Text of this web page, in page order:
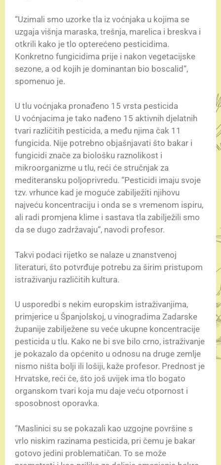
“Uzimali smo uzorke tla iz voćnjaka u kojima se
uzgaja višnja maraska, trešnja, marelica i breskva i
otkrili kako je tlo opterećeno pesticidima.
Konkretno fungicidima prije i nakon vegetacijske
sezone, a od kojih je dominantan bio boscalid“,
spomenuo je.
U tlu voćnjaka pronađeno 15 vrsta pesticida
U voćnjacima je tako nađeno 15 aktivnih djelatnih
tvari različitih pesticida, a među njima čak 11
fungicida. Nije potrebno objašnjavati što bakar i
fungicidi znače za biološku raznolikost i
mikroorganizme u tlu, reći će stručnjak za
mediteransku poljoprivredu. “Pesticidi imaju svoje
tzv. vrhunce kad je moguće zabilježiti njihovu
najveću koncentraciju i onda se s vremenom ispiru,
ali radi promjena klime i sastava tla zabilježili smo
da se dugo zadržavaju“, navodi profesor.
Takvi podaci rijetko se nalaze u znanstvenoj
literaturi, što potvrđuje potrebu za širim pristupom
istraživanju različitih kultura.
U usporedbi s nekim europskim istraživanjima,
primjerice u Španjolskoj, u vinogradima Zadarske
županije zabilježene su veće ukupne koncentracije
pesticida u tlu. Kako ne bi sve bilo crno, istraživanje
je pokazalo da općenito u odnosu na druge zemlje
nismo ništa bolji ili lošiji, kaže profesor. Prednost je
Hrvatske, reći će, što još uvijek ima tlo bogato
organskom tvari koja mu daje veću otpornost i
sposobnost oporavka.
“Maslinici su se pokazali kao uzgojne površine s
vrlo niskim razinama pesticida, pri čemu je bakar
gotovo jedini problematičan. To se može